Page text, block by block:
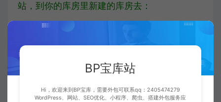
站，到你的库房里新建的库房去：
把这个地址复制，就是你远程库房的地址
命令回车之后，git就知道你邻近地区这个工程
BP宝库站
Hi，欢迎来到BP宝库，需要外包可联系qq：2405474279
WordPress、网站、SEO优化、小程序、爬虫、搭建外包服务应